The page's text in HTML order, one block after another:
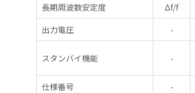
長期周波数安定度
Δf/f
出力電圧
-
スタンバイ機能 -
仕様番号 -